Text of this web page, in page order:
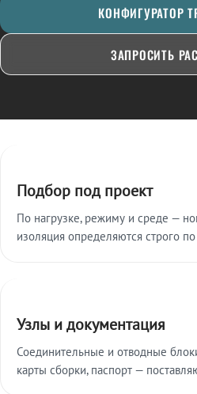
КОНФИГУРАТОР
ЗАПРОСИТЬ
Подбор под проект
По нагрузке, режиму и среде —
изоляция определяются строго
Узлы и документация
Соединительные и отводные
карты сборки, паспорт —